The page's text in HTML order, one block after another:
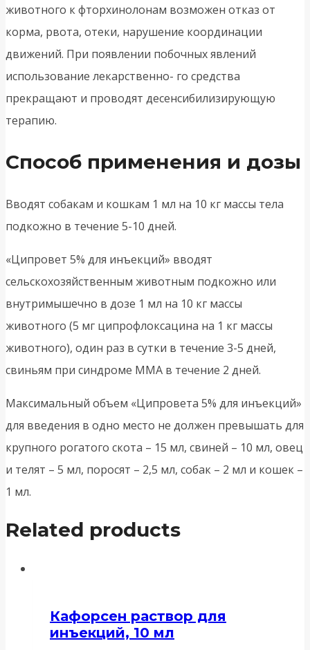
животного к фторхинолонам возможен отказ от
корма, рвота, отеки, нарушение координации
движений. При появлении побочных явлений
использование лекарственно- го средства
прекращают и проводят десенсибилизирующую
терапию.
Способ применения и дозы
Вводят собакам и кошкам 1 мл на 10 кг массы тела
подкожно в течение 5-10 дней.
«Ципровет 5% для инъекций» вводят
сельскохозяйственным животным подкожно или
внутримышечно в дозе 1 мл на 10 кг массы
животного (5 мг ципрофлоксацина на 1 кг массы
животного), один раз в сутки в течение 3-5 дней,
свиньям при синдроме ММА в течение 2 дней.
Максимальный объем «Ципровета 5% для инъекций»
для введения в одно место не должен превышать для
крупного рогатого скота – 15 мл, свиней – 10 мл, овец
и телят – 5 мл, поросят – 2,5 мл, собак – 2 мл и кошек –
1 мл.
Related products
Кафорсен раствор для
инъекций, 10 мл